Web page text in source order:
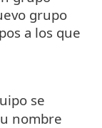
grupo
a los que
se
nombre